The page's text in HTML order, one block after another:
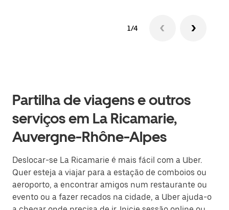
1/4
Partilha de viagens e outros
serviços em La Ricamarie,
Auvergne-Rhône-Alpes
Deslocar-se La Ricamarie é mais fácil com a Uber.
Quer esteja a viajar para a estação de comboios ou
aeroporto, a encontrar amigos num restaurante ou
evento ou a fazer recados na cidade, a Uber ajuda-o